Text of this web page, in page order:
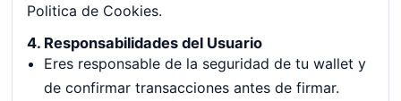
Politica de Cookies.
4. Responsabilidades del Usuario
Eres responsable de la seguridad de tu wallet y
de confirmar transacciones antes de firmar.